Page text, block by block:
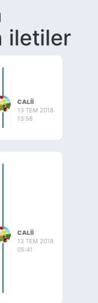
iletiler
CALII
13 TEM 2018
13:58
CALII
13 TEM 2018
05:41